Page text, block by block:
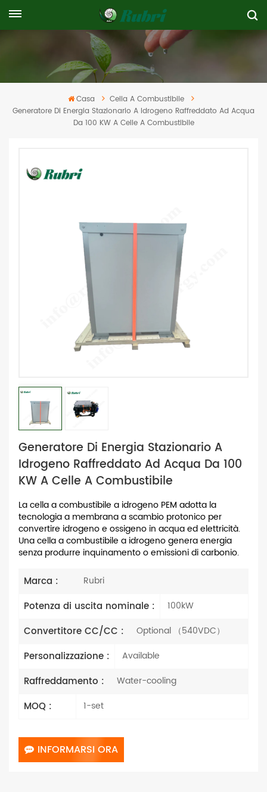
Casa
Cella A Combustibile
Generatore Di Energia Stazionario A Idrogeno Raffreddato Ad Acqua
Da 100 KW A Celle A Combustibile
Generatore Di Energia Stazionario A
Idrogeno Raffreddato Ad Acqua Da 100
KW A Celle A Combustibile
La cella a combustibile a idrogeno PEM adotta la
tecnologia a membrana a scambio protonico per
convertire idrogeno e ossigeno in acqua ed elettricità.
Una cella a combustibile a idrogeno genera energia
senza produrre inquinamento o emissioni di carbonio.
Marca : Rubri
Potenza di uscita nominale : 100kW
Convertitore CC/CC : Optional （540VDC）
Personalizzazione : Available
Raffreddamento : Water-cooling
MOQ : 1-set
INFORMARSI ORA